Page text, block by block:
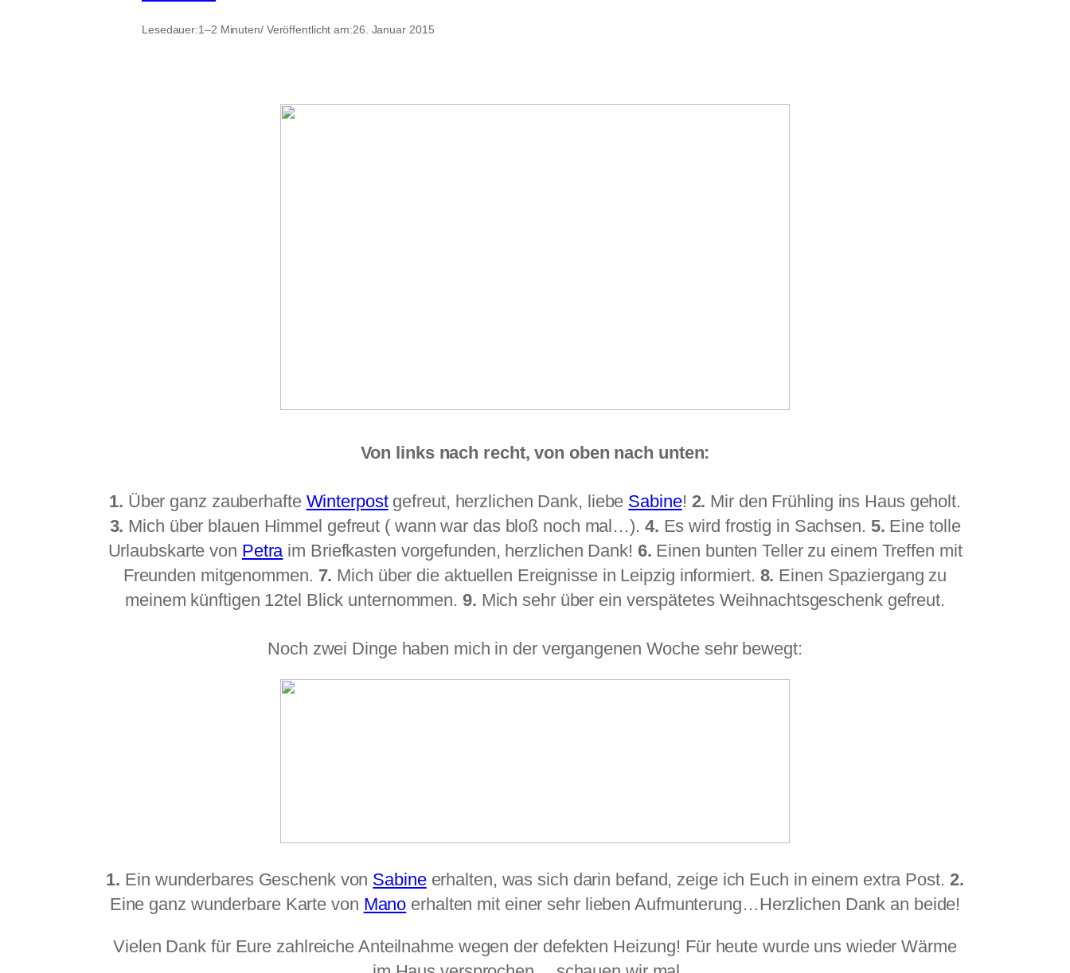
Bildern
Lesedauer:1–2 Minuten/ Veröffentlicht am:26. Januar 2015
Von links nach recht, von oben nach unten:
1. Über ganz zauberhafte Winterpostgefreut, herzlichen Dank, liebe Sabine! 2. Mir den Frühling ins Haus geholt.
3. Mich über blauen Himmel gefreut ( wann war das bloß noch mal…). 4. Es wird frostig in Sachsen. 5. Eine tolle
Urlaubskarte von Petraim Briefkasten vorgefunden, herzlichen Dank! 6. Einen bunten Teller zu einem Treffen mit
Freunden mitgenommen. 7. Mich über die aktuellen Ereignisse in Leipzig informiert. 8. Einen Spaziergang zu
meinem künftigen 12tel Blick unternommen. 9. Mich sehr über ein verspätetes Weihnachtsgeschenk gefreut.
Noch zwei Dinge haben mich in der vergangenen Woche sehr bewegt:
1. Ein wunderbares Geschenk von Sabineerhalten, was sich darin befand, zeige ich Euch in einem extra Post. 2.
Eine ganz wunderbare Karte von Mano erhalten mit einer sehr lieben Aufmunterung…Herzlichen Dank an beide!
Vielen Dank für Eure zahlreiche Anteilnahme wegen der defekten Heizung! Für heute wurde uns wieder Wärme